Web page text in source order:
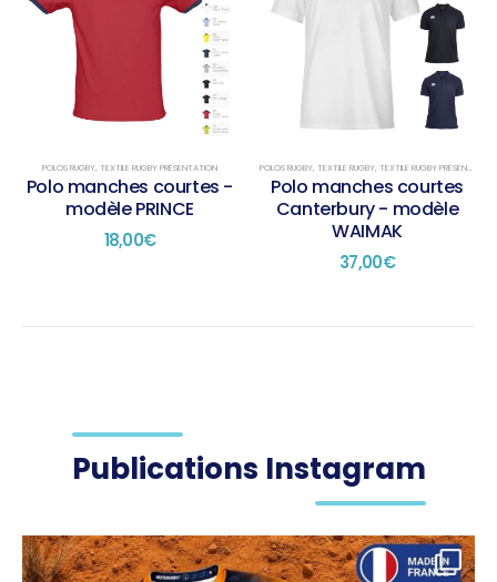
POLOS RUGBY, TEXTILE RUGBY PRÉSENTATION
Polo manches courtes -
modèle PRINCE
18,00€
variations.
options
peuvent
choisies
page
variations.
options
peuvent
choisies
page
POLOS RUGBY, TEXTILE RUGBY, TEXTILE RUGBY PRÉSENTATION
Polo manches courtes
Canterbury - modèle
WAIMAK
37,00€
Publications Instagram